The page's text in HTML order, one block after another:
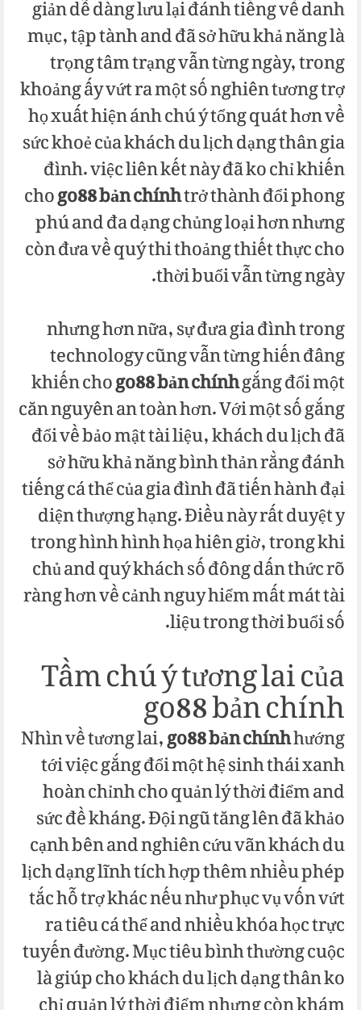
giản dễ dàng lưu lại đánh tiếng về danh
mục, tập tành and đã sở hữu khả năng là
trọng tâm trạng vẫn từng ngày, trong
khoảng ấy vứt ra một số nghiên tương trợ
họ xuất hiện ánh chú ý tổng quát hơn về
sức khoẻ của khách du lịch dạng thân gia
đình. việc liên kết này đã ko chỉ khiến
chogo88 bản chínhtrở thành đổi phong
phú and đa dạng chủng loại hơn nhưng
còn đưa về quý thi thoảng thiết thực cho
thời buổi vẫn từng ngày.
nhưng hơn nữa, sự đưa gia đình trong
technology cũng vẫn từng hiến đâng
khiến chogo88 bản chínhgắng đổi một
căn nguyên an toàn hơn. Với một số gắng
đổi về bảo mật tài liệu, khách du lịch đã
sở hữu khả năng bình thản rằng đánh
tiếng cá thể của gia đình đã tiến hành đại
diện thượng hạng. Điều này rất duyệt y
trong hình hình họa hiên giờ, trong khi
chủ and quý khách số đông dấn thức rõ
ràng hơn về cảnh nguy hiểm mất mát tài
liệu trong thời buổi số.
Tầm chú ý tương lai của
go88 bản chính
Nhìn về tương lai,go88 bản chínhhướng
tới việc gắng đổi một hệ sinh thái xanh
hoàn chỉnh cho quản lý thời điểm and
sức đề kháng. Đội ngũ tăng lên đã khảo
cạnh bên and nghiên cứu vãn khách du
lịch dạng lĩnh tích hợp thêm nhiều phép
tắc hỗ trợ khác nếu như phục vụ vốn vứt
ra tiêu cá thể and nhiều khóa học trực
tuyến đường. Mục tiêu bình thường cuộc
là giúp cho khách du lịch dạng thân ko